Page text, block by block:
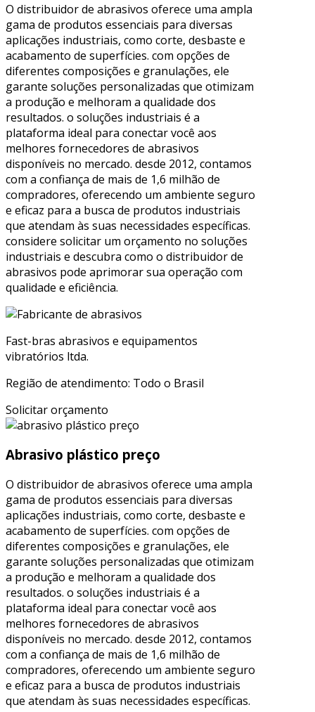
O distribuidor de abrasivos oferece uma ampla
gama de produtos essenciais para diversas
aplicações industriais, como corte, desbaste e
acabamento de superfícies. com opções de
diferentes composições e granulações, ele
garante soluções personalizadas que otimizam
a produção e melhoram a qualidade dos
resultados. o soluções industriais é a
plataforma ideal para conectar você aos
melhores fornecedores de abrasivos
disponíveis no mercado. desde 2012, contamos
com a confiança de mais de 1,6 milhão de
compradores, oferecendo um ambiente seguro
e eficaz para a busca de produtos industriais
que atendam às suas necessidades específicas.
considere solicitar um orçamento no soluções
industriais e descubra como o distribuidor de
abrasivos pode aprimorar sua operação com
qualidade e eficiência.
Fast-bras abrasivos e equipamentos
vibratórios ltda.
Região de atendimento: Todo o Brasil
Solicitar orçamento
Abrasivo plástico preço
O distribuidor de abrasivos oferece uma ampla
gama de produtos essenciais para diversas
aplicações industriais, como corte, desbaste e
acabamento de superfícies. com opções de
diferentes composições e granulações, ele
garante soluções personalizadas que otimizam
a produção e melhoram a qualidade dos
resultados. o soluções industriais é a
plataforma ideal para conectar você aos
melhores fornecedores de abrasivos
disponíveis no mercado. desde 2012, contamos
com a confiança de mais de 1,6 milhão de
compradores, oferecendo um ambiente seguro
e eficaz para a busca de produtos industriais
que atendam às suas necessidades específicas.